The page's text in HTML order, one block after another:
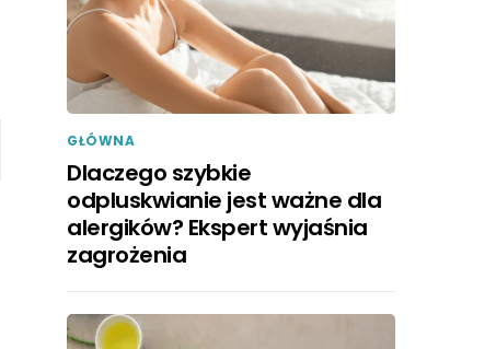
GŁÓWNA
Dlaczego szybkie
odpluskwianie jest ważne dla
alergików? Ekspert wyjaśnia
zagrożenia